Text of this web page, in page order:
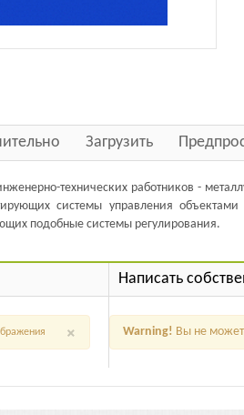
Загрузить
технических работников -
системы управления
подобные системы регулирования.
×
Написать
Warning! Вы не